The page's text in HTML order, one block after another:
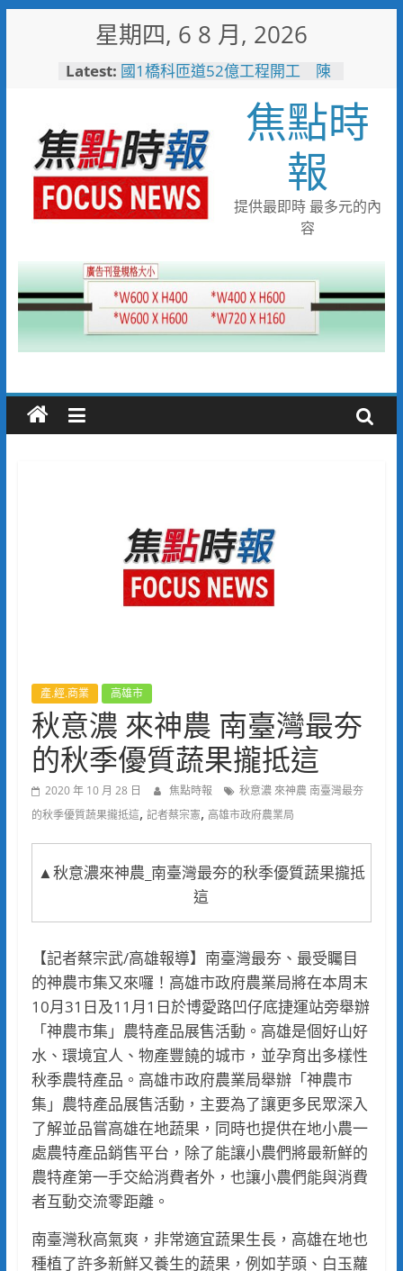
星期四, 6 8 月, 2026
Latest: 國1橋科匝道52億工程開工 陳
高雄水利局推水保闖關活動 親
子健走學防災拿好禮
台糖80週年推首款品牌IP「角
糖」 方糖變身萌角色重啟糖業
文化新故事
「七轉七接」水湳轉運中心交通
任意門 台中四大轉運中心啟
大林蒲遷村穩步推進 安置地道
路成型116年啟動配地
焦點時
報
提供最即時 最多元的內
容
產.經.商業 高雄市
秋意濃 來神農 南臺灣最夯
的秋季優質蔬果攏抵這
2020 年 10 月 28 日 焦點時報
秋意濃 來神農 南臺灣最夯
的秋季優質蔬果攏抵這, 記者蔡宗憲, 高雄市政府農業局
▲秋意濃來神農_南臺灣最夯的秋季優質蔬果攏抵
這
【記者蔡宗武/高雄報導】南臺灣最夯、最受矚目
的神農市集又來囉！高雄市政府農業局將在本周末
10月31日及11月1日於博愛路凹仔底捷運站旁舉辦
「神農市集」農特產品展售活動。高雄是個好山好
水、環境宜人、物產豐饒的城市，並孕育出多樣性
秋季農特產品。高雄市政府農業局舉辦「神農市
集」農特產品展售活動，主要為了讓更多民眾深入
了解並品嘗高雄在地蔬果，同時也提供在地小農一
處農特產品銷售平台，除了能讓小農們將最新鮮的
農特產第一手交給消費者外，也讓小農們能與消費
者互動交流零距離。
南臺灣秋高氣爽，非常適宜蔬果生長，高雄在地也
種植了許多新鮮又養生的蔬果，例如芋頭、白玉蘿